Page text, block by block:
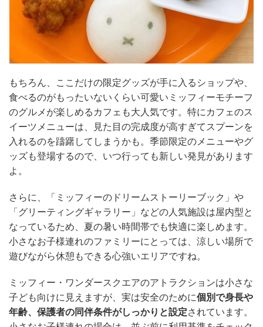
もちろん、ここだけの限定グッズが手に入るショップや、
食べるのがもったいないくらい可愛いミッフィーモチーフ
のグルメが楽しめるカフェも大人気です。特にカフェのス
イーツメニューは、見た目の完成度が高すぎてスプーンを
入れるのを躊躇してしまうかも。季節限定のメニューやグ
ッズも登場するので、いつ行っても新しい発見があります
よ。
さらに、「ミッフィーのドリームストーリーブック」や
「グリーティングギャラリー」などの人気施設は屋内型と
なっているため、夏の暑い時間帯でも快適に楽しめます。
小さなお子様連れのファミリーにとっては、涼しい場所で
遊びながら休憩もできる心強いエリアですね。
ミッフィー・ワンダースクエアのアトラクションは小さな
子ども向けに見えますが、実は安全のために個別で身長や
年齢、保護者の同伴条件がしっかりと設定されています。